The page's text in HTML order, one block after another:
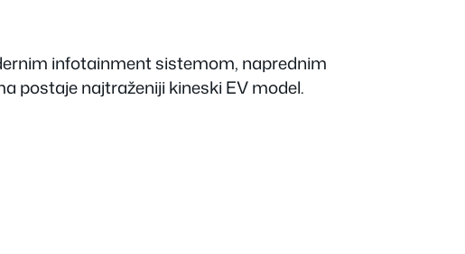
infotainment sistemom, naprednim
postaje najtraženiji kineski EV model.